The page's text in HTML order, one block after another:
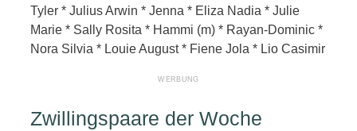
Tyler * Julius Arwin * Jenna * Eliza Nadia * Julie
Marie * Sally Rosita * Hammi (m) * Rayan-Dominic *
Nora Silvia * Louie August * Fiene Jola * Lio Casimir
Zwillingspaare der Woche